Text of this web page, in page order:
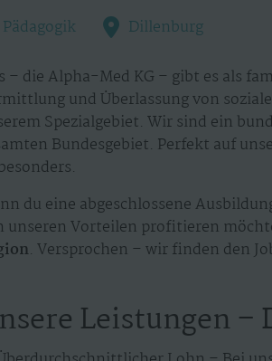
Pädagogik Dillenburg
– die Alpha-Med KG – gibt es als
und Überlassung von
Spezialgebiet. Wir sind ein
Bundesgebiet. Perfekt auf
du eine abgeschlossene
unseren Vorteilen profitieren
. Versprochen – wir finden den
Leistungen